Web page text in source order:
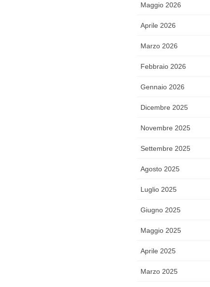
Maggio 2026
Aprile 2026
Marzo 2026
Febbraio 2026
Gennaio 2026
Dicembre 2025
Novembre 2025
Settembre 2025
Agosto 2025
Luglio 2025
Giugno 2025
Maggio 2025
Aprile 2025
Marzo 2025